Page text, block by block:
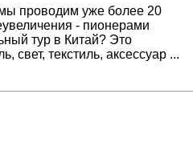
проводим уже более 20
- пионерами
тур в Китай? Это
свет, текстиль, аксессуар ...